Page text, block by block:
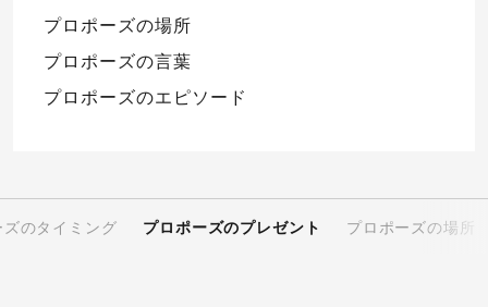
プロポーズの場所
プロポーズの言葉
プロポーズのエピソード
のタイミング プロポーズのプレゼント プロポーズの場所